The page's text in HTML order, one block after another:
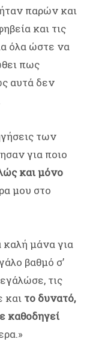
παρών και
και τις
όλα ώστε να
πως
αυτά δεν
των
για ποιο
και μόνο
μου στο
καλή μάνα για
βαθμό σ’
τις
και το δυνατό,
καθοδηγεί